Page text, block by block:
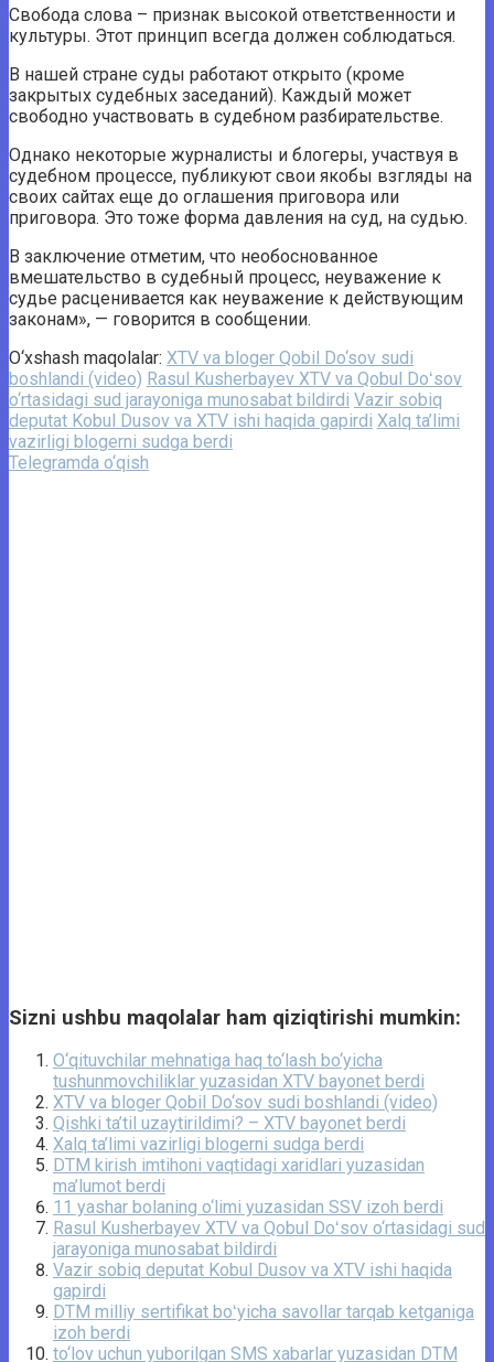
Свобода слова – признак высокой ответственности и
культуры. Этот принцип всегда должен соблюдаться.
В нашей стране суды работают открыто (кроме
закрытых судебных заседаний). Каждый может
свободно участвовать в судебном разбирательстве.
Однако некоторые журналисты и блогеры, участвуя в
судебном процессе, публикуют свои якобы взгляды на
своих сайтах еще до оглашения приговора или
приговора. Это тоже форма давления на суд, на судью.
В заключение отметим, что необоснованное
вмешательство в судебный процесс, неуважение к
судье расценивается как неуважение к действующим
законам», — говорится в сообщении.
O‘xshash maqolalar: XTV va bloger Qobil Do‘sov sudi
boshlandi (video) Rasul Kusherbayev XTV va Qobul Doʻsov
o‘rtasidagi sud jarayoniga munosabat bildirdi Vazir sobiq
deputat Kobul Dusov va XTV ishi haqida gapirdi Xalq ta’limi
vazirligi blogerni sudga berdi
Telegramda o‘qish
Sizni ushbu maqolalar ham qiziqtirishi mumkin:
O‘qituvchilar mehnatiga haq to‘lash bo‘yicha
tushunmovchiliklar yuzasidan XTV bayonet berdi
XTV va bloger Qobil Do‘sov sudi boshlandi (video)
Qishki ta’til uzaytirildimi? – XTV bayonet berdi
Xalq ta’limi vazirligi blogerni sudga berdi
DTM kirish imtihoni vaqtidagi xaridlari yuzasidan
ma’lumot berdi
11 yashar bolaning o‘limi yuzasidan SSV izoh berdi
Rasul Kusherbayev XTV va Qobul Doʻsov o‘rtasidagi sud
jarayoniga munosabat bildirdi
Vazir sobiq deputat Kobul Dusov va XTV ishi haqida
gapirdi
DTM milliy sertifikat boʻyicha savollar tarqab ketganiga
izoh berdi
to‘lov uchun yuborilgan SMS xabarlar yuzasidan DTM